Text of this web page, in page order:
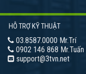
HỖ TRỢ KỸ THUẬT
03.8587.0000 Mr.Trí
0902 146 868 Mr.Tuấn
support@3tvn.net